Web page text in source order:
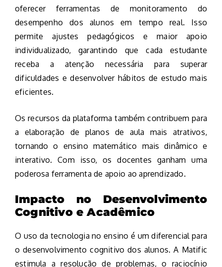
oferecer ferramentas de monitoramento do
desempenho dos alunos em tempo real. Isso
permite ajustes pedagógicos e maior apoio
individualizado, garantindo que cada estudante
receba a atenção necessária para superar
dificuldades e desenvolver hábitos de estudo mais
eficientes.
Os recursos da plataforma também contribuem para
a elaboração de planos de aula mais atrativos,
tornando o ensino matemático mais dinâmico e
interativo. Com isso, os docentes ganham uma
poderosa ferramenta de apoio ao aprendizado.
Impacto no Desenvolvimento
Cognitivo e Acadêmico
O uso da tecnologia no ensino é um diferencial para
o desenvolvimento cognitivo dos alunos. A Matific
estimula a resolução de problemas, o raciocínio